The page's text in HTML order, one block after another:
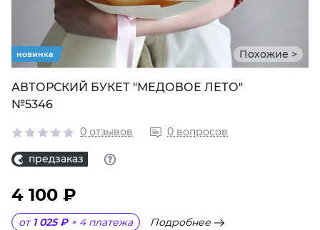
Похожие >
новинка
АВТОРСКИЙ БУКЕТ "МЕДОВОЕ ЛЕТО"
№5346
0 отзывов 0 вопросов
предзаказ
4 100 ₽
от 1 025 ₽ × 4 платежа Подробнее